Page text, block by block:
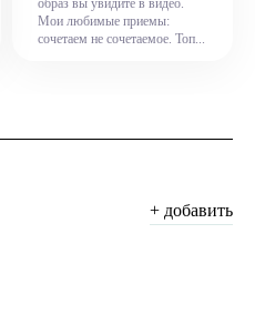
образ вы увидите в видео.
Мои любимые приемы:
сочетаем не сочетаемое. Топ...
+ добавить